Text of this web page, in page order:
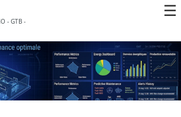
- GTB -